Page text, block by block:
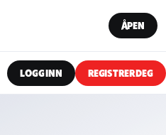
ÅPEN
LOGG INN REGISTRER DEG